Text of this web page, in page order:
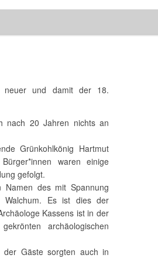
neuer und damit der 18.
nach 20 Jahren nichts an
Grünkohlkönig Hartmut
waren einige
gefolgt.
Namen des mit Spannung
Walchum. Es ist dies der
Kassens ist in der
archäologischen
der Gäste sorgten auch in